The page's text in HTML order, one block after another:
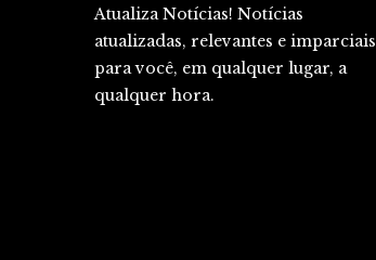
Atualiza Notícias! Notícias
atualizadas, relevantes e imparciais
para você, em qualquer lugar, a
qualquer hora.